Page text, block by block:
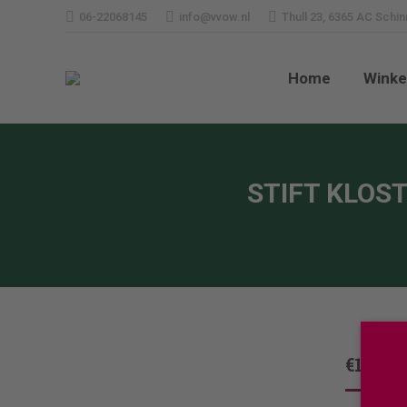
06-22068145 info@vvow.nl Thull 23, 6365 AC
Home
STIFT
€14,75